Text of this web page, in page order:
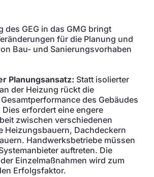
des GEG in das GMG bringt
für die Planung und
Bau- und Sanierungsvorhaben
Planungsansatz: Statt isolierter
der Heizung rückt die
des Gebäudes
Dies erfordert eine engere
zwischen verschiedenen
Heizungsbauern, Dachdeckern
Handwerksbetriebe müssen
auftreten. Die
Einzelmaßnahmen wird zum
Erfolgsfaktor.